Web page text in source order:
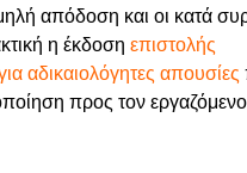
απόδοση και οι κατά
η έκδοση επιστολής
αδικαιολόγητες απουσίες
προς τον εργαζόμενο